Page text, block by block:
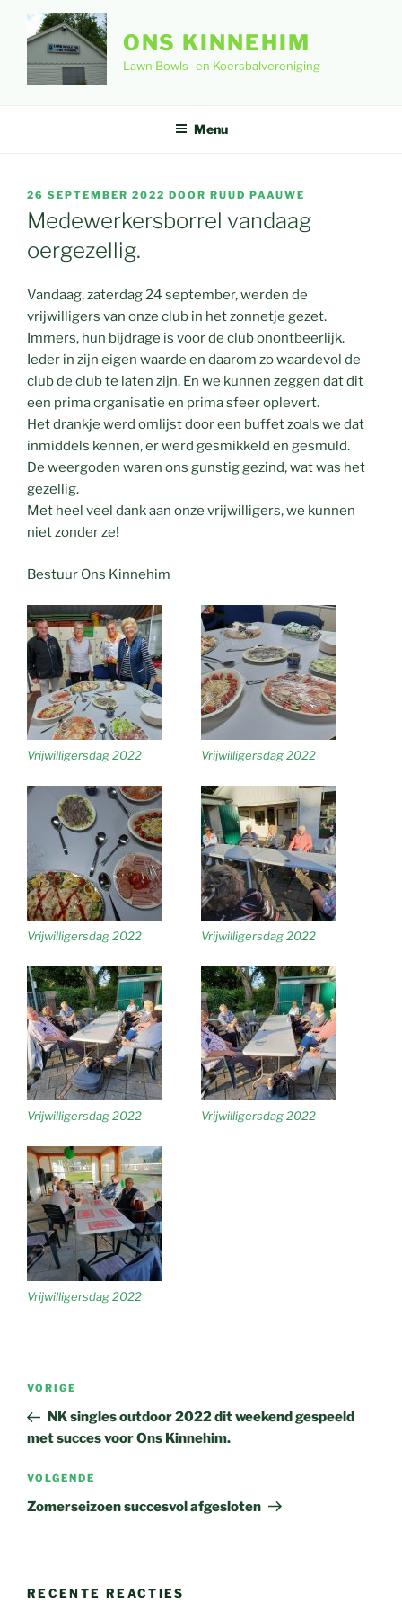
inhoud
ONS KINNEHIM
Lawn Bowls- en Koersbalvereniging
Menu
GEPLAATST
OP
26 SEPTEMBER 2022 DOOR RUUD PAAUWE
Medewerkersborrel vandaag
oergezellig.
Vandaag, zaterdag 24 september, werden de
vrijwilligers van onze club in het zonnetje gezet.
Immers, hun bijdrage is voor de club onontbeerlijk.
Ieder in zijn eigen waarde en daarom zo waardevol de
club de club te laten zijn. En we kunnen zeggen dat dit
een prima organisatie en prima sfeer oplevert.
Het drankje werd omlijst door een buffet zoals we dat
inmiddels kennen, er werd gesmikkeld en gesmuld.
De weergoden waren ons gunstig gezind, wat was het
gezellig.
Met heel veel dank aan onze vrijwilligers, we kunnen
niet zonder ze!
Bestuur Ons Kinnehim
Vrijwilligersdag 2022 Vrijwilligersdag 2022
Vrijwilligersdag 2022 Vrijwilligersdag 2022
Vrijwilligersdag 2022 Vrijwilligersdag 2022
Vrijwilligersdag 2022
Bericht
Vorig
bericht
VORIGE
NK singles outdoor 2022 dit weekend gespeeld
met succes voor Ons Kinnehim.
Volgend
bericht
VOLGENDE
Zomerseizoen succesvol afgesloten
RECENTE REACTIES